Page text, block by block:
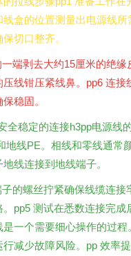
盒的位置测量出电源线
切口整齐。
端剥去大约15厘米的绝
线钳压紧线鼻。pp6 连
稳固。
全稳定的连接h3pp电源
地线PE。相线和零线通常
线连接到地线端子。
的螺丝拧紧确保线缆连
pp5 测试在悉数连接完
一个需要细心操作的过
减少故障风险。pp 效率